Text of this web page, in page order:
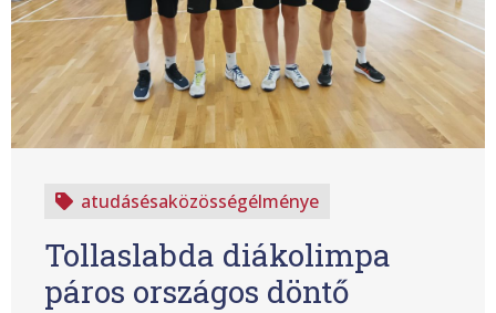
atudásésaközösségélménye
Tollaslabda diákolimpa
páros országos döntő